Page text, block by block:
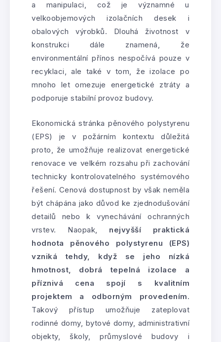
a manipulaci, což je významné u
velkoobjemových izolačních desek i
obalových výrobků. Dlouhá životnost v
konstrukci dále znamená, že
environmentální přínos nespočívá pouze v
recyklaci, ale také v tom, že izolace po
mnoho let omezuje energetické ztráty a
podporuje stabilní provoz budovy.
Ekonomická stránka pěnového polystyrenu
(EPS) je v požárním kontextu důležitá
proto, že umožňuje realizovat energetické
renovace ve velkém rozsahu při zachování
technicky kontrolovatelného systémového
řešení. Cenová dostupnost by však neměla
být chápána jako důvod ke zjednodušování
detailů nebo k vynechávání ochranných
vrstev. Naopak, nejvyšší praktická
hodnota pěnového polystyrenu (EPS)
vzniká tehdy, když se jeho nízká
hmotnost, dobrá tepelná izolace a
příznivá cena spojí s kvalitním
projektem a odborným provedením.
Takový přístup umožňuje zateplovat
rodinné domy, bytové domy, administrativní
objekty, školy, průmyslové budovy i